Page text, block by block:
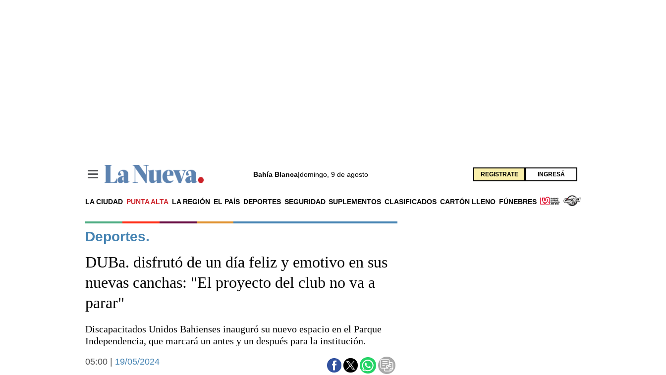
Bahía Blanca|domingo, 9 de agosto REGISTRATE INGRESÁ
LA CIUDAD PUNTA ALTA LA REGIÓN EL PAÍS DEPORTES SEGURIDAD SUPLEMENTOS CLASIFICADOS CARTÓN LLENO FÚNEBRES
Noticias
La ciudad
El país
Seguridad
Liga del Sur
Básquetbol
Deportes.
DUBa. disfrutó de un día feliz y emotivo en sus
nuevas canchas: "El proyecto del club no va a
parar"
Discapacitados Unidos Bahienses inauguró su nuevo espacio en el Parque
Independencia, que marcará un antes y un después para la institución.
05:00 | 19/05/2024